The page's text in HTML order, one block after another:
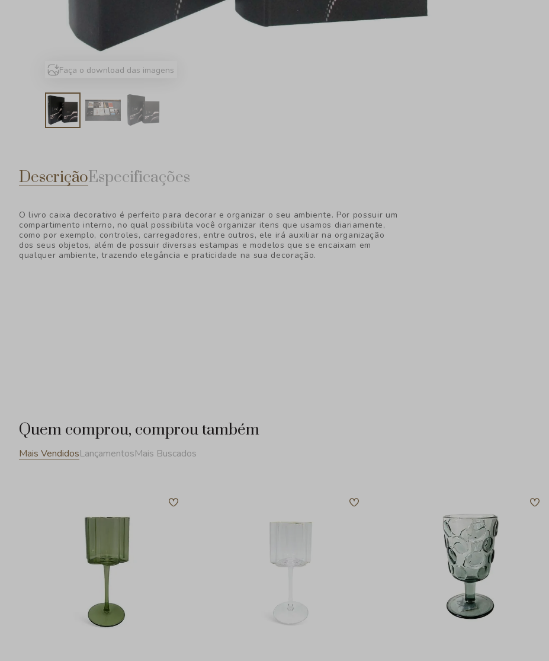
Faça o download das imagens
DescriçãoEspecificações
O livro caixa decorativo é perfeito para decorar e organizar o seu ambiente. Por possuir um
compartimento interno, no qual possibilita você organizar itens que usamos diariamente,
como por exemplo, controles, carregadores, entre outros, ele irá auxiliar na organização
dos seus objetos, além de possuir diversas estampas e modelos que se encaixam em
qualquer ambiente, trazendo elegância e praticidade na sua decoração.
Quem comprou, comprou também
Mais VendidosLançamentosMais Buscados